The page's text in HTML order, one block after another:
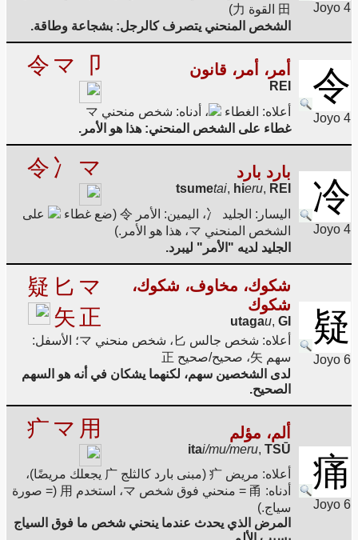
Joyo 4
田 القوة 力)
الشخص المنحني يتصرف كالرجل: بشجاعة وطاقة.
令
Joyo 4
أمر، أمر، قانون
REI
令 マ 卩
أعلاه: الغطاء
، أدناه: شخص منحني マ
غطاء على الشخص المنحني: هذا هو الأمر.
冷
Joyo 4
بارد بارد
tsumetai, hieru, REI
令 冫 マ
اليسار: الجليد 冫، اليمين: الأمر 令 (ضع غطاء
على
الشخص المنحني マ، هذا هو الأمر.)
الجليد لديه "الأمر" ليبرد.
疑
Joyo 6
شكوك، مخاوف، شكوك،
شكوك
utagau, GI
疑 匕 マ
矢 正
أعلاه: شخص جالس 匕، شخص منحني マ؛ الأسفل:
سهم 矢، صحيح/صحيح 正
لدى الشخصين سهم، لكنهما يشكان في أنه هو السهم
الصحيح.
痛
Joyo 6
ألم، مؤلم
itai/mu/meru, TSŪ
疒 マ 用
أعلاه: مريض 疒 (مبنى بارد كالثلج 广 يجعلك مريضًا)،
أدناه: 甬 = منحني فوق شخص マ، استخدم 用 (= صورة
سياج.)
المرض الذي يحدث عندما ينحني شخص ما فوق السياج